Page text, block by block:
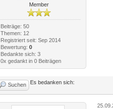
Member
Beiträge: 50
Themen: 12
Registriert seit: Sep 2014
Bewertung: 0
Bedankte sich: 3
0x gedankt in 0 Beiträgen
Suchen Es bedanken sich: